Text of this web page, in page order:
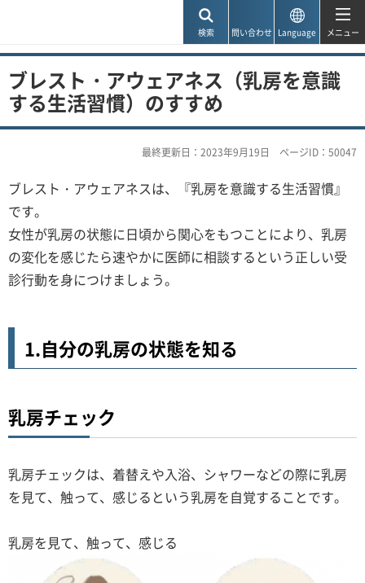
検索 問い合わせ Language メニュー
ブレスト・アウェアネス（乳房を意識
する生活習慣）のすすめ
最終更新日：2023年9月19日 ページID：50047
ブレスト・アウェアネスは、『乳房を意識する生活習慣』
です。
女性が乳房の状態に日頃から関心をもつことにより、乳房
の変化を感じたら速やかに医師に相談するという正しい受
診行動を身につけましょう。
1.自分の乳房の状態を知る
乳房チェック
乳房チェックは、着替えや入浴、シャワーなどの際に乳房
を見て、触って、感じるという乳房を自覚することです。
乳房を見て、触って、感じる